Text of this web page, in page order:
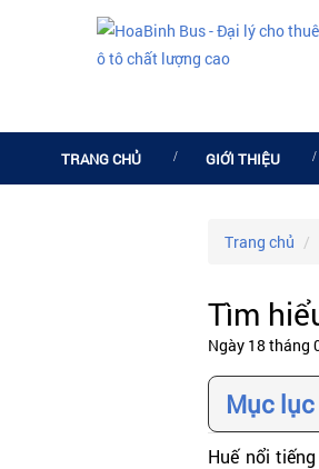
TRANG CHỦ GIỚI THIỆU
Trang chủ
Tìm
Ngày 18 tháng
Mục
Huế nổi